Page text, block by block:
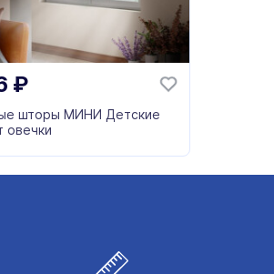
₽
шторы МИНИ Детские
овечки